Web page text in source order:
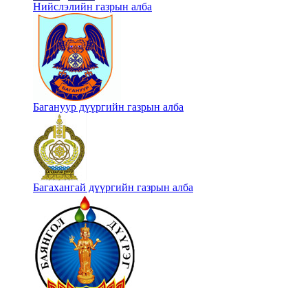
Нийслэлийн газрын алба
Багануур дүүргийн газрын алба
Багахангай дүүргийн газрын алба